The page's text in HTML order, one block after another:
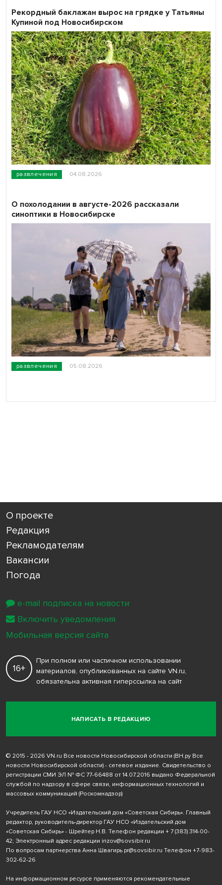
развлечения 04.08.2026
Рекордный баклажан вырос на грядке у Татьяны
Купиной под Новосибирском
развлечения 05.08.2026
О похолодании в августе-2026 рассказали
синоптики в Новосибирске
О проекте
Редакция
Рекламодателям
Вакансии
Погода
НАПИСАТЬ В РЕДАКЦИЮ
16+
При полном или частичном использовании
материалов, опубликованных на сайте VN.ru,
обязательна активная гиперссылка на сайт
© 2015 - 2026 VN.ru Все новости Новосибирской области (ВН.ру Все
новости Новосибирской области) - сетевое издание. Свидетельство о
регистрации СМИ ЭЛ № ФС 77-66488 от 14.07.2016 выдано Федеральной
службой по надзору в сфере связи, информационных технологий и
массовых коммуникаций (Роскомнадзор)
Учредитель ГАУ НСО «Издательский дом «Советская Сибирь». Главный
редактор, руководитель-директор ГАУ НСО «Издательский дом
«Советская Сибирь» - Шрейтер Н.В. Телефон редакции + 7 (383) 314-00-
42; Электронный адрес редакции inzov@sovsibir.ru
По вопросам партнерства Анна Швагирь pr@sovsibir.ru Телефон +7-983-
302-62-26
На информационном ресурсе применяются рекомендательные
e-mail подписка на новости
Включить уведомления
Мобильная версия сайта